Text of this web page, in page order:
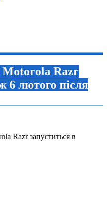
Razr
6 лютого після